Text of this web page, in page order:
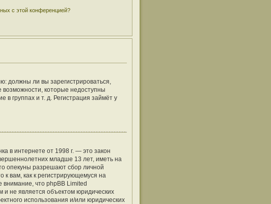
с этой конференцией?
должны ли вы зарегистрироваться,
которые недоступны
группах и т. д. Регистрация займёт у
в интернете от 1998 г. — это закон
младше 13 лет, иметь на
опекуны разрешают сбор личной
вам, как к регистрирующемуся на
что phpBB Limited
не является объектом юридических
использования и/или юридических